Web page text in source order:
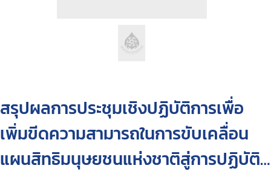
สรุปผลการประชุมเชิงปฏิบัติการเพื่อ
เพิ่มขีดความสามารถในการขับเคลื่อน
แผนสิทธิมนุษยชนแห่งชาติสู่การปฏิบัติ